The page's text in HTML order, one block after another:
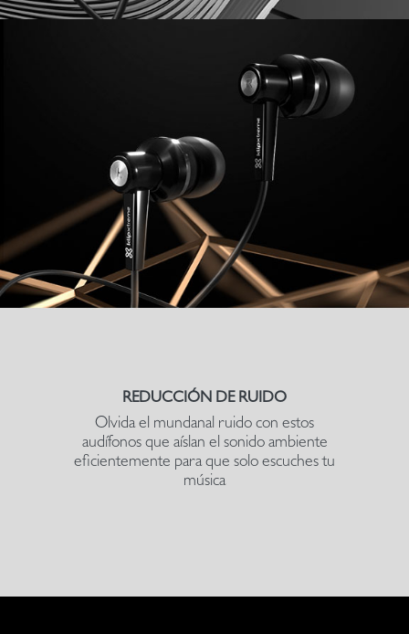
REDUCCIÓN DE RUIDO
Olvida el mundanal ruido con estos
audífonos que aíslan el sonido ambiente
eficientemente para que solo escuches tu
música